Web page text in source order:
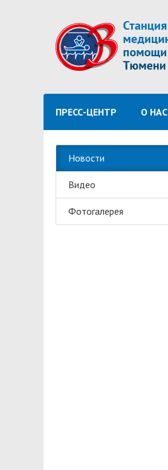
ПРЕСС-ЦЕНТР О НАС
Новости
Видео
Фотогалерея